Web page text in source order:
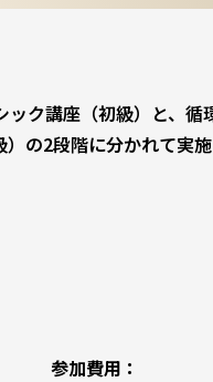
ク講座（初級）と、
の2段階に分かれて実施
参加費用：